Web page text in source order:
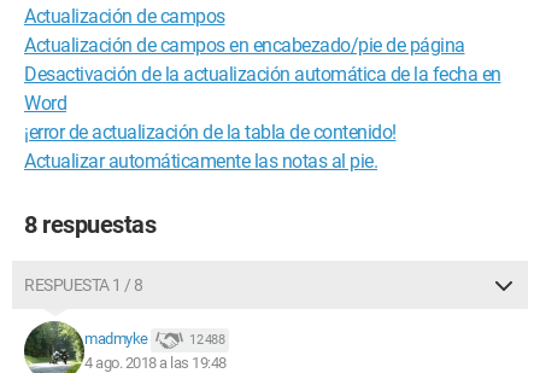
Actualización de campos
Actualización de campos en encabezado/pie de página
Desactivación de la actualización automática de la fecha en
Word
¡error de actualización de la tabla de contenido!
Actualizar automáticamente las notas al pie.
8 respuestas
RESPUESTA 1 / 8
madmyke 12 488
4 ago. 2018 a las 19:48